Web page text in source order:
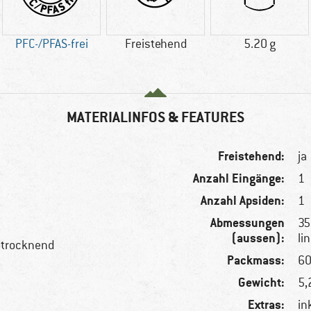
PFC-/PFAS-frei Freistehend 5.20 g
MATERIALINFOS & FEATURES
Freistehend: ja
Anzahl Eingänge: 1
Anzahl Apsiden: 1
Abmessungen
(aussen):
Packmass:
Gewicht:
Extras: